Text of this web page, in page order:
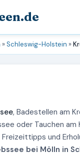
»Schleswig-Holstein »
, Badestellen am
oder Tauchen am
Freizeittipps und
bei Mölln in